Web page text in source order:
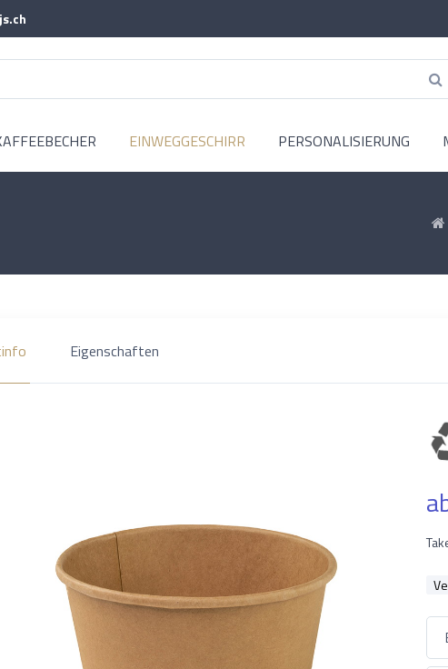
EINWEGGESCHIRR PERSONALISIERUNG
Eigenschaften